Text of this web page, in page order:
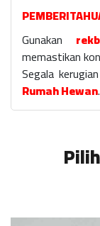
Gunakan
memastikan
Segala
Rumah Hewan.